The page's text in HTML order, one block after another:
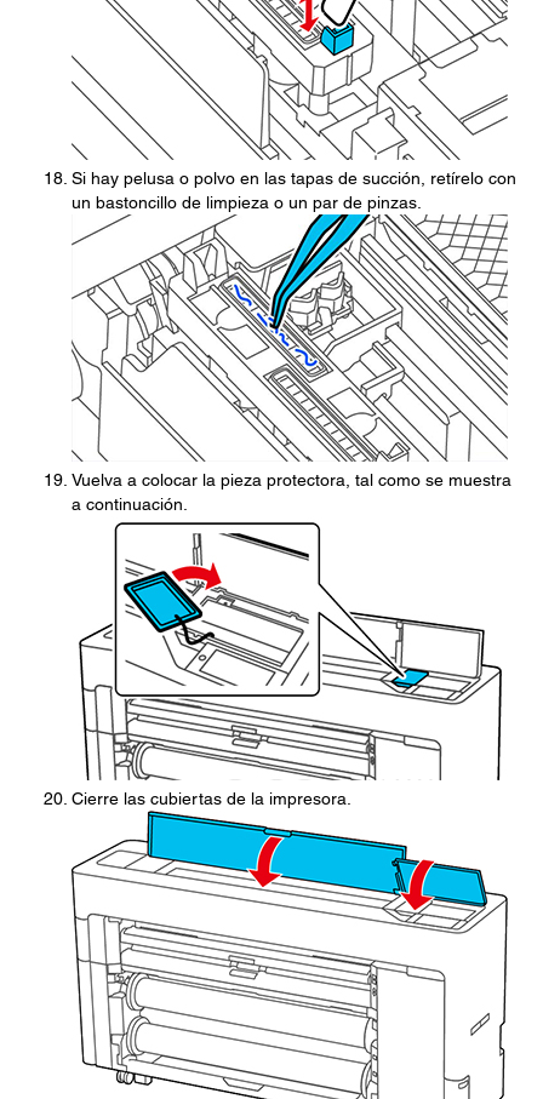
Si hay pelusa o polvo en las tapas de succión, retírelo con
un bastoncillo de limpieza o un par de pinzas.
Vuelva a colocar la pieza protectora, tal como se muestra
a continuación.
Cierre las cubiertas de la impresora.